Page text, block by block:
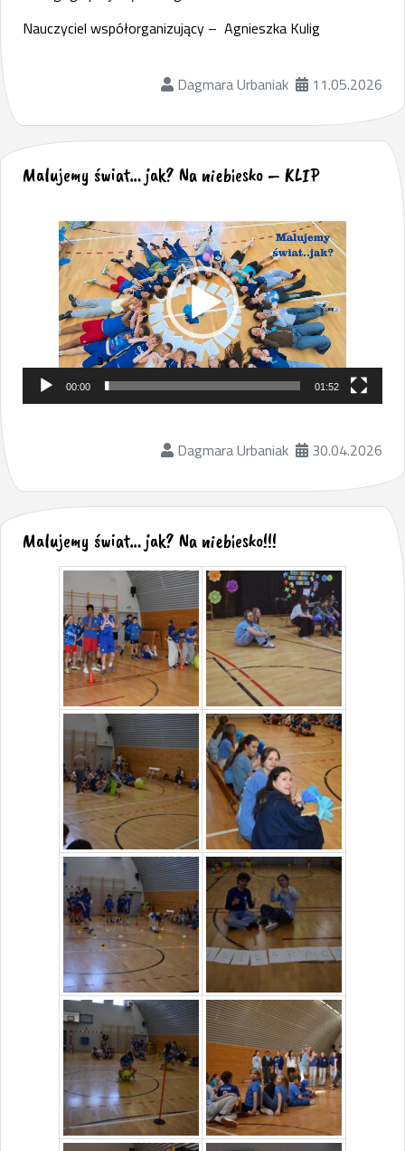
Nauczyciel współorganizujący – Agnieszka Kulig
Dagmara Urbaniak 11.05.2026
Malujemy świat… jak? Na niebiesko – KLIP
00:00 01:52
Dagmara Urbaniak 30.04.2026
Malujemy świat… jak? Na niebiesko!!!